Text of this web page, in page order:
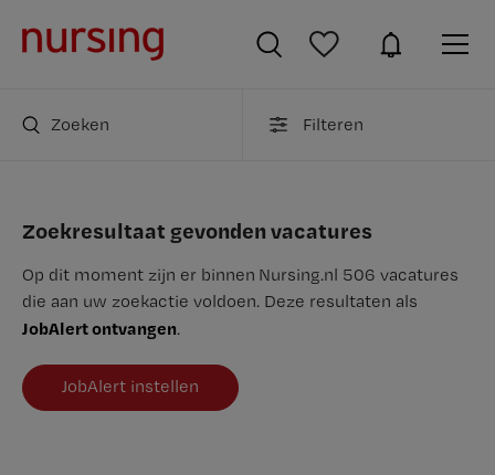
Zoeken Filteren
Zoekresultaat gevonden vacatures
Op dit moment zijn er binnen Nursing.nl 506 vacatures
die aan uw zoekactie voldoen. Deze resultaten als
JobAlert ontvangen.
JobAlert instellen